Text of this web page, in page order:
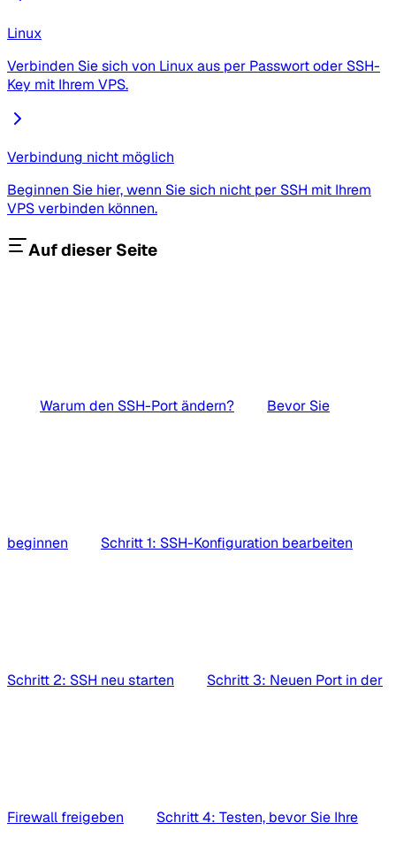
Linux
Verbinden Sie sich von Linux aus per Passwort oder SSH-
Key mit Ihrem VPS.
Verbindung nicht möglich
Beginnen Sie hier, wenn Sie sich nicht per SSH mit Ihrem
VPS verbinden können.
Auf dieser Seite
Warum den SSH-Port ändern? Bevor Sie
beginnen Schritt 1: SSH-Konfiguration bearbeiten
Schritt 2: SSH neu starten Schritt 3: Neuen Port in der
Firewall freigeben Schritt 4: Testen, bevor Sie Ihre